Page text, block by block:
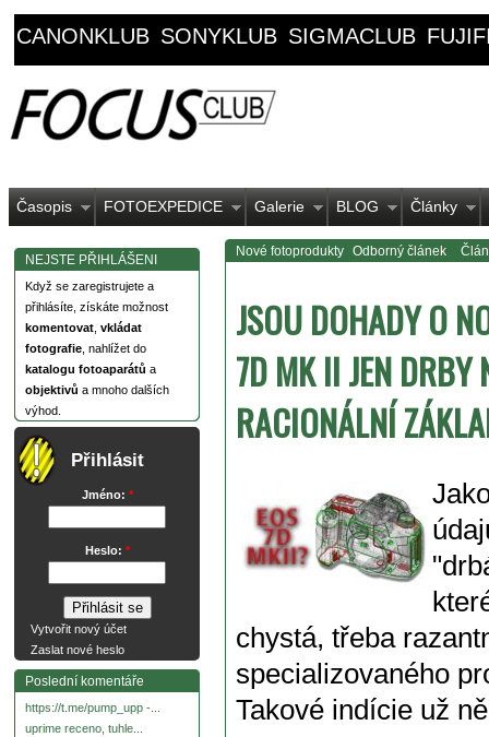
CANONKLUB SONYKLUB SIGMACLUB
Časopis FOTOEXPEDICE Galerie BLOG Články
NEJSTE PŘIHLÁŠENI
Když se zaregistrujete a
přihlásíte, získáte možnost
komentovat vkládat
fotografie , nahlížet do
katalogu fotoaparátů a
objektivů a mnoho dalších
výhod.
Přihlásit
Jméno: *
Heslo: *
Vytvořit nový účet
Zaslat nové heslo
Poslední komentáře
https://t.me/pump_upp -...
uprime receno, tuhle...
Nové fotoprodukty Odborný článek
JSOU DOHADY O
7D MK II JEN DRBY
RACIONÁLNÍ
chystá, třeba
specializovaného
Takové indície už